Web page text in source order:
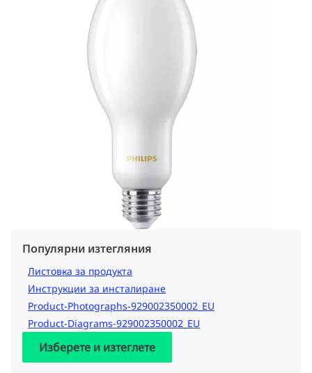
Популярни изтегляния
Листовка за продукта
Инструкции за инсталиране
Product-Photographs-929002350002_EU
Product-Diagrams-929002350002_EU
Изберете и изтеглете